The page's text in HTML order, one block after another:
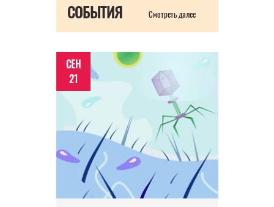
СОБЫТИЯ Смотреть далее
СЕН
21